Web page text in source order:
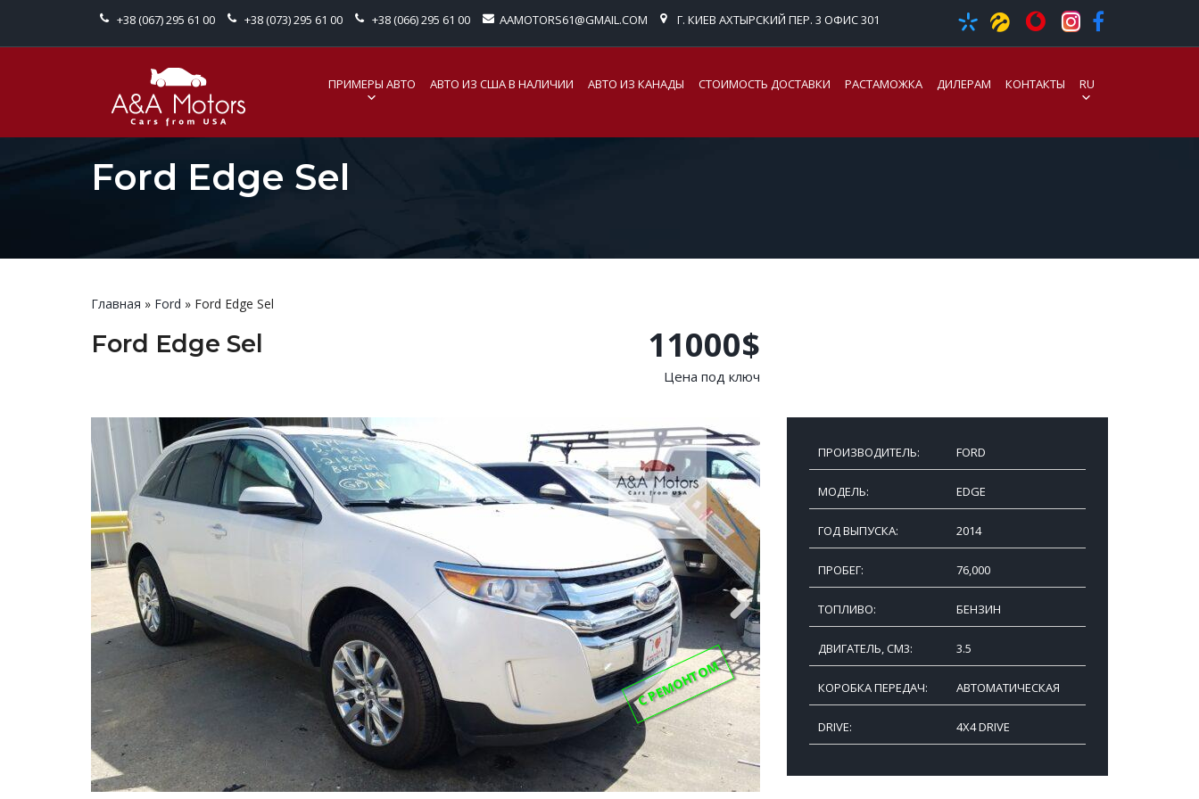
+38 (067) 295 61 00 +38 (073) 295 61 00 +38 (066) 295 61 00 AAMOTORS61@GMAIL.COM Г. КИЕВ АХТЫРСКИЙ ПЕР. 3 ОФИС 301
ПРИМЕРЫ АВТО АВТО ИЗ США В НАЛИЧИИ АВТО ИЗ КАНАДЫ СТОИМОСТЬ ДОСТАВКИ РАСТАМОЖКА ДИЛЕРАМ КОНТАКТЫ RU
Ford Edge Sel
Главная » Ford » Ford Edge Sel
Ford Edge Sel 11000$
Цена под ключ
С РЕМОНТОМ
Next
ПРОИЗВОДИТЕЛЬ: FORD
МОДЕЛЬ: EDGE
ГОД ВЫПУСКА: 2014
ПРОБЕГ: 76,000
ТОПЛИВО: БЕНЗИН
ДВИГАТЕЛЬ, СМ3: 3.5
КОРОБКА ПЕРЕДАЧ: АВТОМАТИЧЕСКАЯ
DRIVE: 4X4 DRIVE